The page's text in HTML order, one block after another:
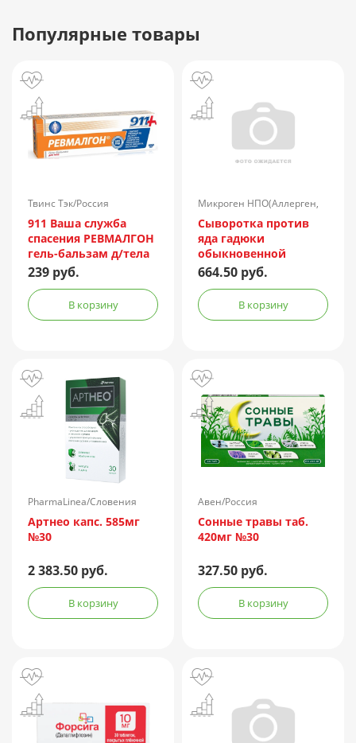
Популярные товары
Твинс Тэк/Россия
911 Ваша служба
спасения РЕВМАЛГОН
гель-бальзам д/тела
100мл
239 руб.
В корзину
Микроген НПО(Аллерген,
г.Ставрополь)/Россия
Сыворотка против
яда гадюки
обыкновенной
лошадиная
очищенная
концентрированная
жидкая амп.(р-р д/
664.50 руб.
В корзину
PharmaLinea/Словения
Артнео капс. 585мг
№30
2 383.50 руб.
В корзину
Авен/Россия
Сонные травы таб.
420мг №30
327.50 руб.
В корзину